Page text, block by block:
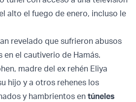
alto el fuego de enero, incluso le
revelado que sufrieron abusos
el cautiverio de Hamás.
madre del ex rehén Eliya
hijo y a otros rehenes los
y hambrientos en túneles